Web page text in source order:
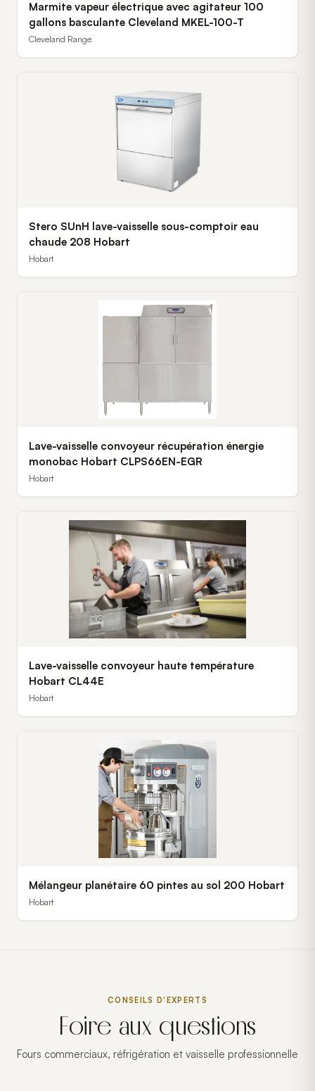
Marmite vapeur électrique avec agitateur 100
gallons basculante Cleveland MKEL-100-T
Cleveland Range
Stero SUnH lave-vaisselle sous-comptoir eau
chaude 208 Hobart
Hobart
Lave-vaisselle convoyeur récupération énergie
monobac Hobart CLPS66EN-EGR
Hobart
Lave-vaisselle convoyeur haute température
Hobart CL44E
Hobart
Mélangeur planétaire 60 pintes au sol 200 Hobart
Hobart
CONSEILS D'EXPERTS
Foire aux questions
Fours commerciaux, réfrigération et vaisselle professionnelle